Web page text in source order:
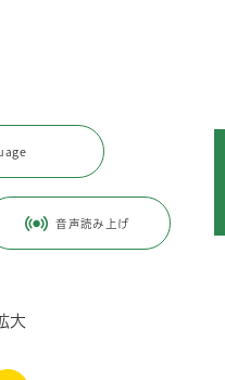
音声読み上げ
大
> 記者への情報提供
勢の緊迫化に伴い